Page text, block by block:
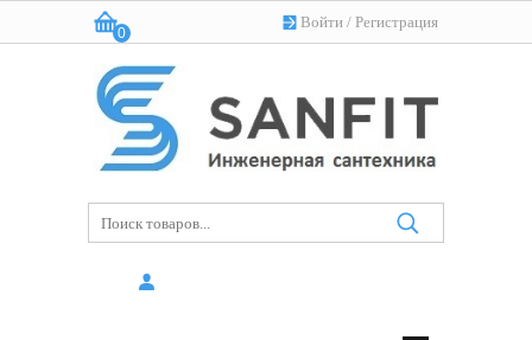
Войти / Регистрация
Корзина:
0
(пусто)